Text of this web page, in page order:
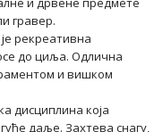
гравер.
рекреативна
до циља. Одлична
и вишком
дисциплина која
даље. Захтева снагу,